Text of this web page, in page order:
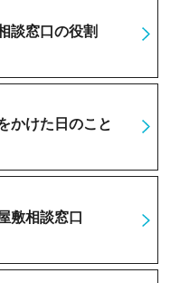
談窓口の役割
かけた日のこと
敷相談窓口